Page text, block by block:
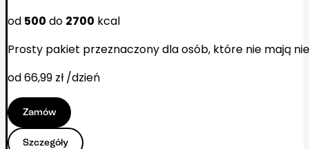
od 500 do 2700 kcal
Prosty pakiet przeznaczony dla osób, które nie mają
od 66,99 zł /dzień
Zamów
Szczegóły